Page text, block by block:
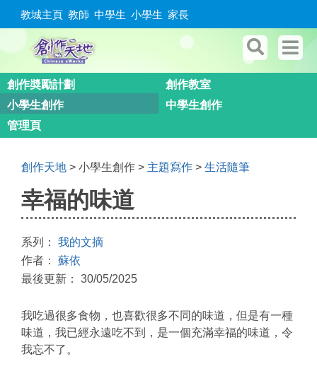
教城主頁 教師 中學生 小學生 家長
創作奬勵計劃
創作教室
小學生創作
中學生創作
管理頁
創作天地 > 小學生創作 > 主題寫作 > 生活隨筆
幸福的味道
系列： 我的文摘
作者： 蘇依
最後更新： 30/05/2025
我吃過很多食物，也喜歡很多不同的味道，但是有一種
味道，我已經永遠吃不到，是一個充滿幸福的味道，令
我忘不了。